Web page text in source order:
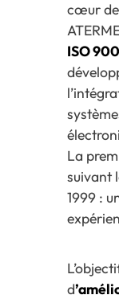
cœur
ISO
La
suivant
1999 :
d